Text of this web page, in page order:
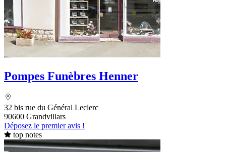
Pompes Funèbres Henner
32 bis rue du Général Leclerc
90600 Grandvillars
Déposez le premier avis !
top notes